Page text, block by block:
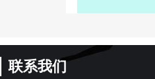
联系我们